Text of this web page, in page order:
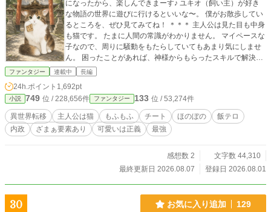
になったから、楽しんできまーす♪ ユキオ（飼い主）が好き
な物語の世界に遊びに行けるといいな〜。 僕がお散歩してい
るところを、ぜひ見てみてね！ ＊＊＊ 主人公は見た目も中身
も猫です。 たまに人間の常識がわかりません。 マイペースな
子なので、周りに騒動をもたらしていてもあまり気にしませ
ん。 困ったことがあれば、神様からもらったスキルで解決さ
せればいいやー、の精神です。 持ち前の愛嬌で、どの世界で
ます。
ファンタジー 連載中 長編
24h.ポイント 1,692pt
小説 749 位 / 228,656件 ファンタジー 133 位 / 53,274件
異世界転移 主人公は猫 もふもふ チート ほのぼの
飯テロ
内政
ざまぁ要素あり 可愛いは正義 最強
感想数 2
文字数 44,310
最終更新日 2026.08.07
登録日 2026.08.01
30 お気に入り追加 129